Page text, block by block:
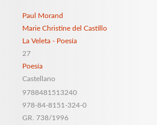
Paul Morand
Marie Christine del Castillo
La Veleta - Poesía
27
Poesía
Castellano
9788481513240
978-84-8151-324-0
GR. 738/1996